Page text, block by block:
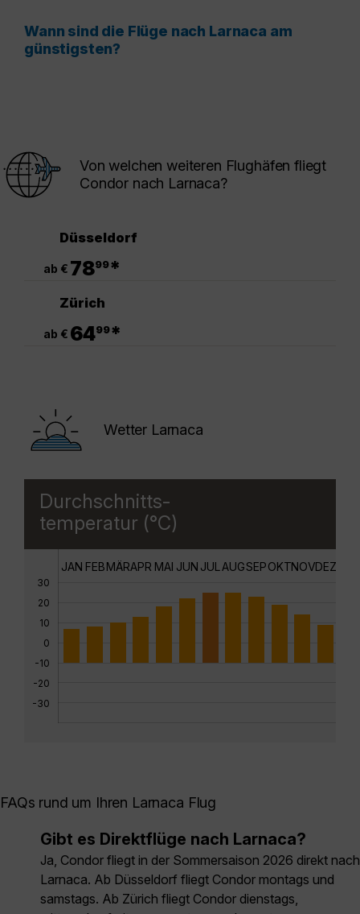
Wann sind die Flüge nach Larnaca am
günstigsten?
Von welchen weiteren Flughäfen fliegt
Condor nach Larnaca?
Düsseldorf
ab € 7899*
Zürich
ab € 6499*
Wetter Larnaca
Durchschnitts-
temperatur (°C)
30
20
10
0
-10
-20
-30
JAN FEBMÄRAPR MAI JUN JUL AUGSEPOKTNOVDEZ
FAQs rund um Ihren Larnaca Flug
Gibt es Direktflüge nach Larnaca?
Ja, Condor fliegt in der Sommersaison 2026 direkt nach
Larnaca. Ab Düsseldorf fliegt Condor montags und
samstags. Ab Zürich fliegt Condor dienstags,